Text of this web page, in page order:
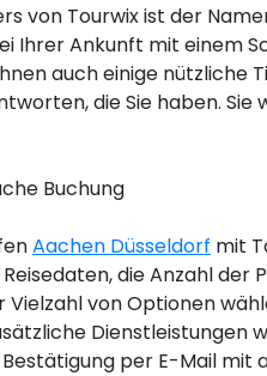
von Tourwix ist der
Ihrer Ankunft mit einem
auch einige nützliche
die Sie haben. Sie
Buchung
Aachen Düsseldorf mit
die Anzahl der
von Optionen
Dienstleistungen
per E-Mail mit